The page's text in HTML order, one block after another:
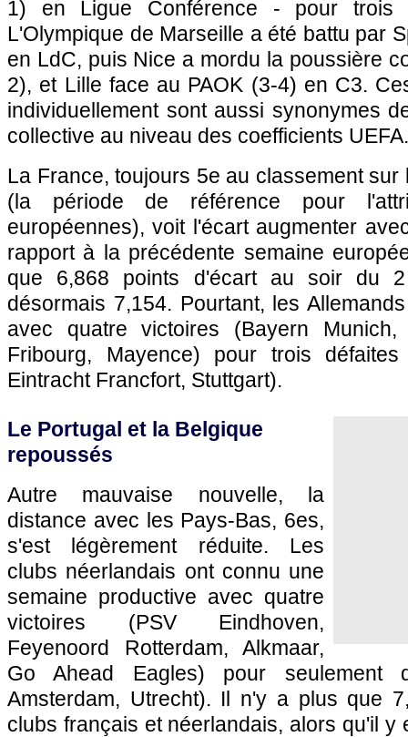
1) en Ligue Conférence - pour trois
L'Olympique de Marseille a été battu par
en LdC, puis Nice a mordu la poussière
2), et Lille face au PAOK (3-4) en C3.
individuellement sont aussi synonymes
collective au niveau des coefficients UEFA.
La France, toujours 5e au classement
(la période de référence pour
européennes), voit l'écart augmenter
rapport à la précédente semaine
que 6,868 points d'écart au soir du
désormais 7,154. Pourtant, les
avec quatre victoires (Bayern Munich,
Fribourg, Mayence) pour trois
Eintracht Francfort, Stuttgart).
Le Portugal et la Belgique
repoussés
Autre mauvaise nouvelle, la
distance avec les Pays-Bas, 6es,
s'est légèrement réduite. Les
clubs néerlandais ont connu une
semaine productive avec quatre
victoires (PSV Eindhoven,
Feyenoord Rotterdam, Alkmaar,
Go Ahead Eagles) pour seulement
Amsterdam, Utrecht). Il n'y a plus que
clubs français et néerlandais, alors qu'il y